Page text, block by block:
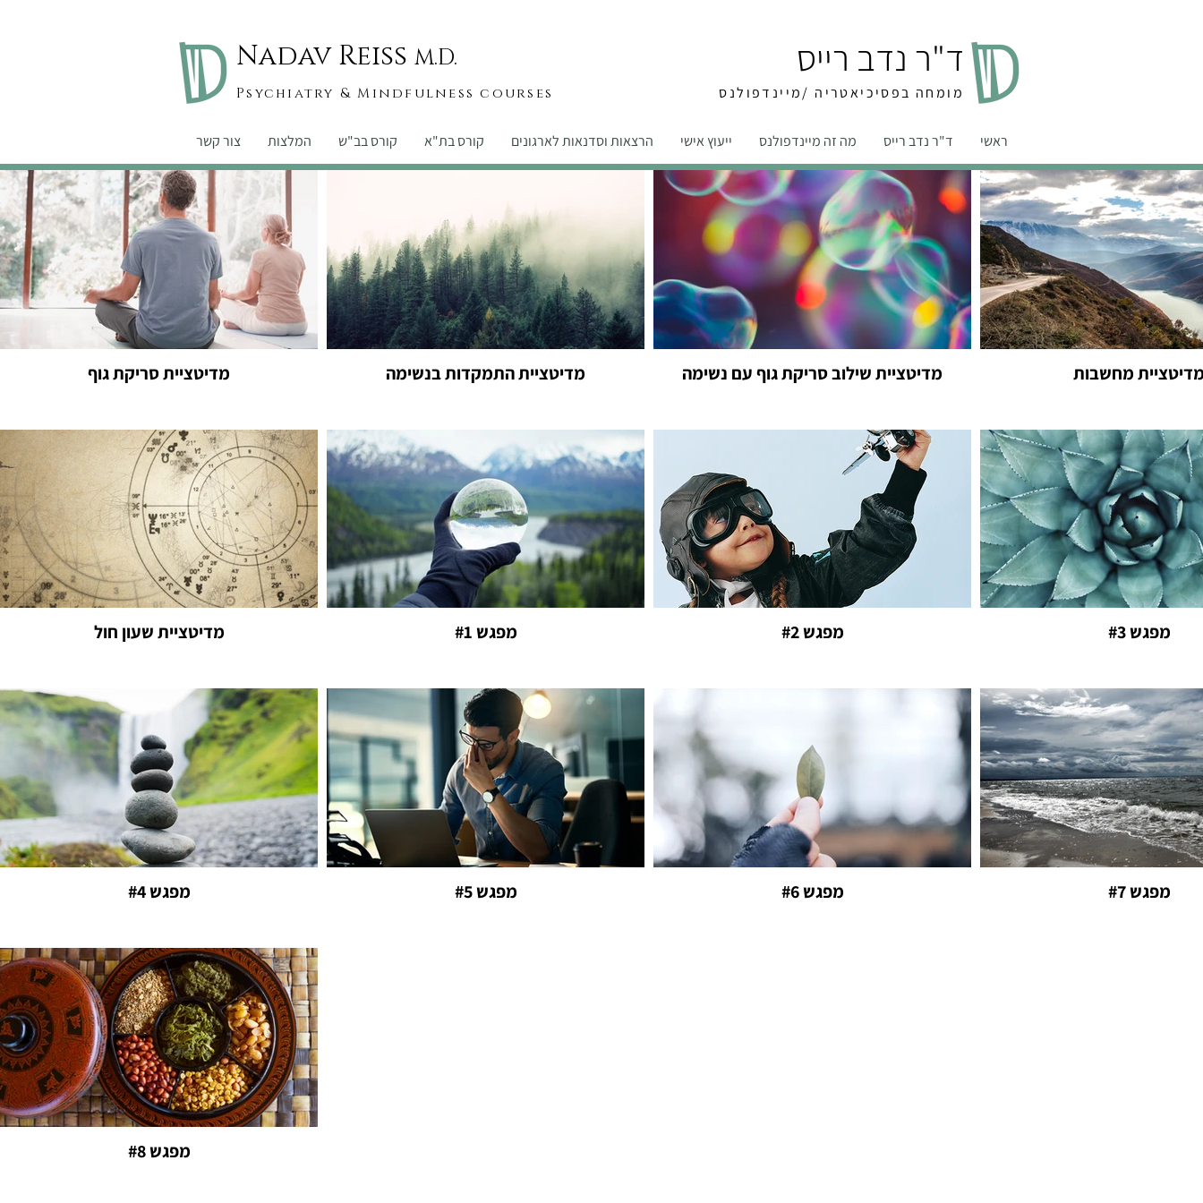
Nadav Reiss M.D.
Psychiatry & Mindfulness courses
ד"ר נדב רייס
מומחה בפסיכיאטריה /מיינדפולנס
ראשי ד"ר נדב רייס מה זה מיינדפולנס ייעוץ אישי הרצאות וסדנאות לארגונים קורס בת"א קורס בב"ש המלצות צור קשר
מדיטציית סריקת גוף מדיטציית התמקדות בנשימה מדיטציית שילוב סריקת גוף עם נשימה מחשבות
מדיטציית שעון חול מפגש #1 מפגש #2 מפגש #3
מפגש #4 מפגש #5 מפגש #6 מפגש #7
מפגש #8